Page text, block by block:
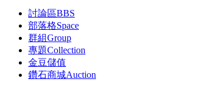
討論區BBS
部落格Space
群組Group
專題Collection
金豆儲值
鑽石商城Auction